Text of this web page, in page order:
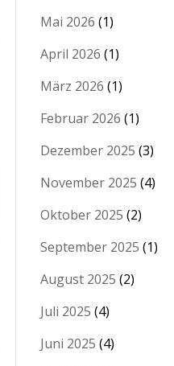
Mai 2026 (1)
April 2026 (1)
März 2026 (1)
Februar 2026 (1)
Dezember 2025 (3)
November 2025 (4)
Oktober 2025 (2)
September 2025 (1)
August 2025 (2)
Juli 2025 (4)
Juni 2025 (4)